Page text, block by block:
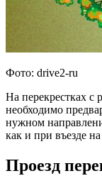
Фото: drive2-ru
На перекрестках с
необходимо
нужном
как и при въезде
Проезд